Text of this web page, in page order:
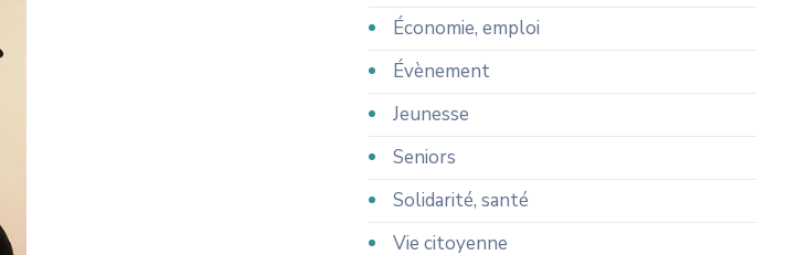
Économie, emploi
Évènement
Jeunesse
Seniors
Solidarité, santé
Vie citoyenne